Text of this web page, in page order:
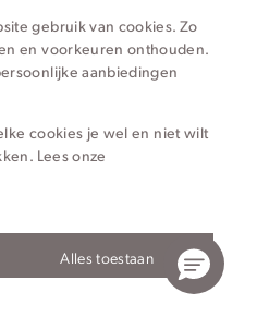
gebruik van cookies. Zo
en voorkeuren onthouden.
aanbiedingen
cookies je wel en niet wilt
Lees onze
Alles toestaan